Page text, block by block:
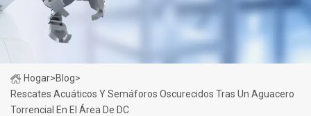
Hogar>Blog>
Rescates Acuáticos Y Semáforos Oscurecidos Tras Un Aguacero
Torrencial En El Área De DC